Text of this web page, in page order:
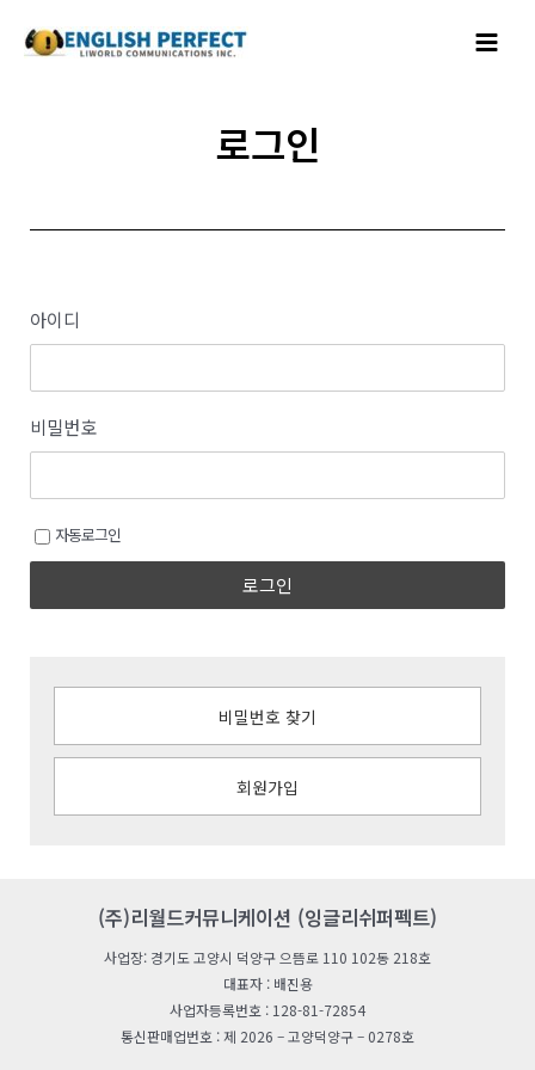
건너뛰기
Menu
로그인
아이디
비밀번호
자동로그인
로그인
비밀번호 찾기
회원가입
(주)리월드커뮤니케이션 (잉글리쉬퍼펙트)
사업장: 경기도 고양시 덕양구 으뜸로 110 102동 218호
대표자 : 배진용
사업자등록번호 : 128-81-72854
통신판매업번호 : 제 2026 – 고양덕양구 – 0278호